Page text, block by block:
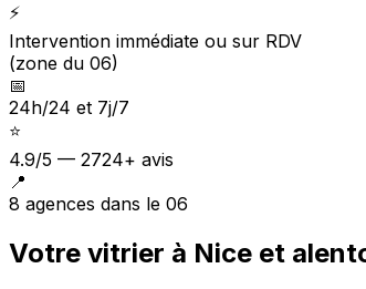
⚡
Intervention immédiate ou sur RDV
(zone du 06)
📅
24h/24 et 7j/7
⭐
4.9/5 — 2724+ avis
📍
8 agences dans le 06
Votre vitrier à Nice et